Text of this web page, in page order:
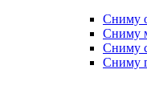
Сниму
Сниму
Сниму
Сниму